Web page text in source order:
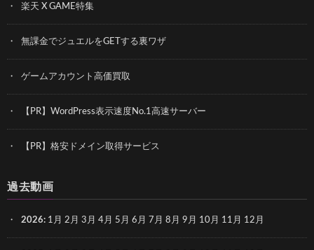
楽天 X GAME特集
無課金でジュエルをGETする裏ワザ
ゲームアカウント高価買取
【PR】WordPress表示速度No.1高速サーバー
【PR】格安ドメイン取得サービス
過去動画
2026: 1月 2月 3月 4月 5月 6月 7月 8月 9月 10月 11月 12月